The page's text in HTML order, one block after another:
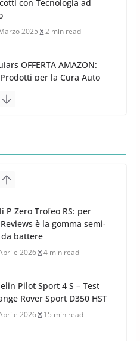
con Tecnologia ad
2025 2 min read
OFFERTA AMAZON:
per la Cura Auto
2023
Aspiratutto: i 10 Migliori
per la Pulizia Auto
la tua Idropulitrice?
2022 2 min read
P Zero Trofeo RS: per
è la gomma semi-
battere
2026 4 min read
Pilot Sport 4 S – Test
Rover Sport D350 HST
2026 15 min read